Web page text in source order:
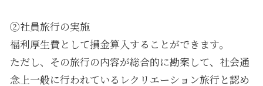
②社員旅行の実施
福利厚生費として損金算入することができます。
ただし、その旅行の内容が総合的に勘案して、社会通
念上一般に行われているレクリエーション旅行と認め